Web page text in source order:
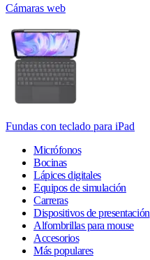
Cámaras web
Fundas con teclado para iPad
Micrófonos
Bocinas
Lápices digitales
Equipos de simulación
Carreras
Dispositivos de presentación
Alfombrillas para mouse
Accesorios
Más populares